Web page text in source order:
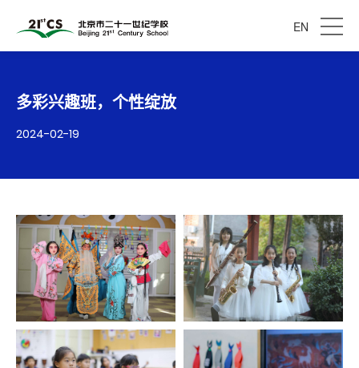
EN
多彩兴趣班，个性绽放
2024-02-19